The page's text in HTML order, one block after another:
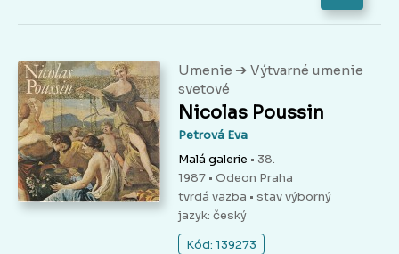
Umenie ➔ Výtvarné umenie
svetové
Nicolas Poussin
Petrová Eva
Malá galerie • 38.
1987 • Odeon Praha
tvrdá väzba • stav výborný
jazyk: český
Kód: 139273